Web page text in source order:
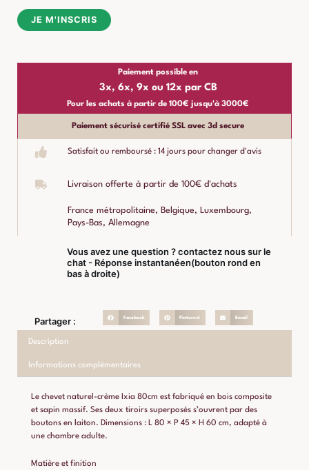
l
JE M'INSCRIS
Paiement possible en
3x, 6x, 9x ou 12x par CB
Pour les achats à partir de 100€ jusqu'à 3000€
Paiement sécurisé certifié SSL avec 3d secure
Satisfait ou remboursé : 14 jours pour changer d'avis
Livraison offerte à partir de 100€ d'achats
France métropolitaine, Belgique, Luxembourg,
Pays-Bas, Allemagne
Vous avez une question ? contactez nous sur le
chat - Réponse instantanéen(bouton rond en
bas à droite)
Partager : Facebook Pinterest Email
Description
Informations complémentaires
Le chevet naturel-crème Ixia 80cm est fabriqué en bois composite
et sapin massif. Ses deux tiroirs superposés s’ouvrent par des
boutons en laiton. Dimensions : L 80 × P 45 × H 60 cm, adapté à
une chambre adulte.
Matière et finition